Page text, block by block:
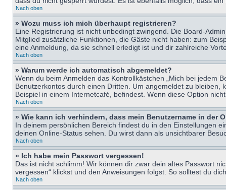
Nach oben
» Wozu muss ich mich überhaupt registrieren?
Eine Registrierung ist nicht unbedingt zwingend. Die Board-
Mitglied zusätzliche Funktionen, die Gäste nicht haben: zum
eine Anmeldung, da sie schnell erledigt ist und dir zahlreiche
Nach oben
» Warum werde ich automatisch abgemeldet?
Wenn du beim Anmelden das Kontrollkästchen „Mich bei jedem
Benutzerkontos durch einen Dritten. Um angemeldet zu
Beispiel in einem Internetcafé, befindest. Wenn diese Option
Nach oben
» Wie kann ich verhindern, dass mein Benutzername in der
In deinem persönlichen Bereich findest du in den Einstellungen
deinen Online-Status sehen. Du wirst dann als unsichtbarer
Nach oben
» Ich habe mein Passwort vergessen!
Das ist nicht schlimm! Wir können dir zwar dein altes Passwort
vergessen“ klickst und den Anweisungen folgst. So solltest du
Nach oben